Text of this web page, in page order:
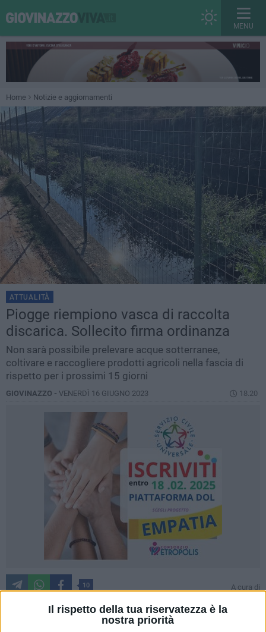
Il rispetto della tua riservatezza è la
nostra priorità
MENU
Home Notizie e aggiornamenti
ATTUALITÀ
Piogge riempiono vasca di raccolta
discarica. Sollecito firma ordinanza
Non sarà possibile prelevare acque sotterranee,
coltivare e raccogliere prodotti agricoli nella fascia di
rispetto per i prossimi 15 giorni
GIOVINAZZO - VENERDÌ 16 GIUGNO 2023 18.20
10
A cura di